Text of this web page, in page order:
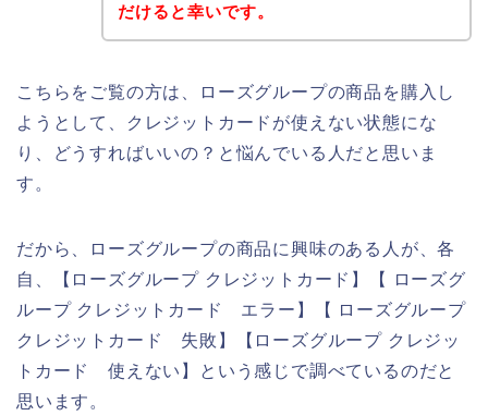
だけると幸いです。
こちらをご覧の方は、ローズグループの商品を購入し
ようとして、クレジットカードが使えない状態にな
り、どうすればいいの？と悩んでいる人だと思いま
す。
だから、ローズグループの商品に興味のある人が、各
自、【ローズグループ クレジットカード】【 ローズグ
ループ クレジットカード エラー】【 ローズグループ
クレジットカード 失敗】【ローズグループ クレジッ
トカード 使えない】という感じで調べているのだと
思います。